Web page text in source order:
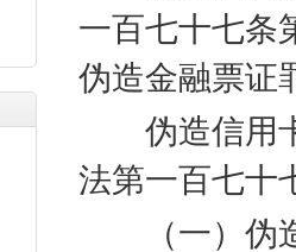
一百七十七条
伪造金融票证
伪造信用卡
法第一百七十
（一）伪造